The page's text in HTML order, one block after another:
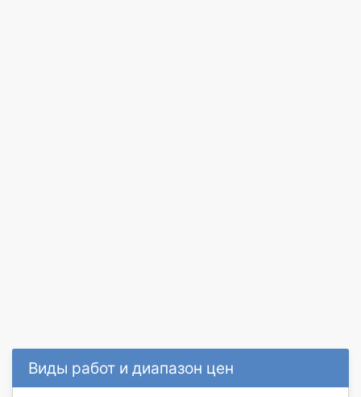
Виды работ и диапазон цен